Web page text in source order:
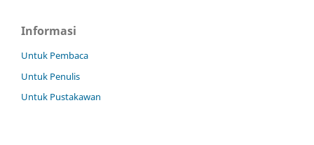
Informasi
Untuk Pembaca
Untuk Penulis
Untuk Pustakawan